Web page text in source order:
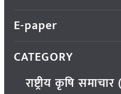
E-paper
CATEGORY
राष्ट्रीय कृषि